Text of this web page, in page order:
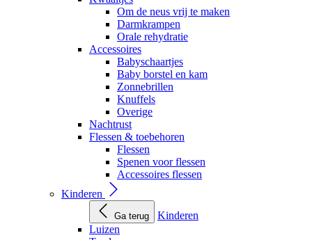
Om de neus vrij te maken
Darmkrampen
Orale rehydratie
Accessoires
Babyschaartjes
Baby borstel en kam
Zonnebrillen
Knuffels
Overige
Nachtrust
Flessen & toebehoren
Flessen
Spenen voor flessen
Accessoires flessen
Kinderen
Ga terug
Kinderen
Luizen